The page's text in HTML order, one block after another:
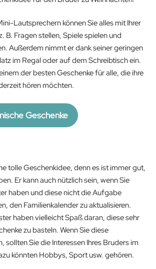
Lautsprechern können Sie alles mit Ihrer
B. Fragen stellen, Spiele spielen und
Außerdem nimmt er dank seiner geringen
im Regal oder auf dem Schreibtisch ein.
der besten Geschenke für alle, die ihre
hören möchten.
Geschenke
tolle Geschenkidee, denn es ist immer gut,
Er kann auch nützlich sein, wenn Sie
haben und diese nicht die Aufgabe
den Familienkalender zu aktualisieren.
haben vielleicht Spaß daran, diese sehr
zu basteln. Wenn Sie diese
sollten Sie die Interessen Ihres Bruders im
könnten Hobbys, Sport usw. gehören.